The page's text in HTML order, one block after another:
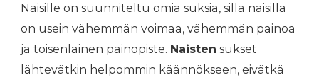
Naisille on suunniteltu omia suksia, sillä naisilla
on usein vähemmän voimaa, vähemmän painoa
ja toisenlainen painopiste. Naisten sukset
lähtevätkin helpommin käännökseen, eivätkä